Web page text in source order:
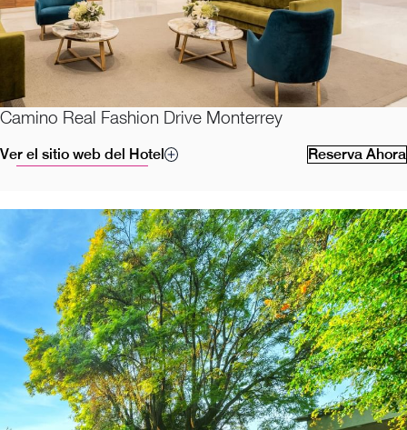
Camino Real Fashion Drive Monterrey
Ver el sitio web del Hotel Reserva Ahora